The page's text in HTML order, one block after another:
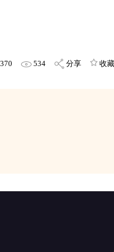
370 534 分享 收藏